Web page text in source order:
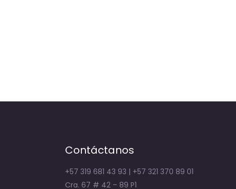
Contáctanos
+57 319 681 43 93 | +57 321 370 89 01
Cra. 67 # 42 – 89 P1